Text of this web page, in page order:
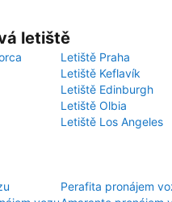
letiště
Letiště Praha
Letiště Keflavík
Letiště Edinburgh
Letiště Olbia
Letiště Los Angeles
Perafita pronájem